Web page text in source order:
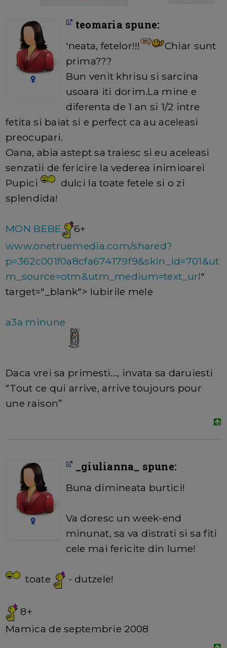
teomaria spune:
'neata, fetelor!!!
Chiar sunt
prima???
Bun venit khrisu si sarcina
usoara iti dorim.La mine e
diferenta de 1 an si 1/2 intre
fetita si baiat si e perfect ca au aceleasi
preocupari.
Oana, abia astept sa traiesc si eu aceleasi
senzatii de fericire la vederea inimioarei
Pupici
dulci la toate fetele si o zi
splendida!
MON BEBE
6+
www.onetruemedia.com/shared?
p=362c001f0a8cfa674179f9&skin_id=701&ut
m_source=otm&utm_medium=text_url"
target="_blank"> Iubirile mele
a3a minune
Daca vrei sa primesti..., invata sa daruiesti
“Tout ce qui arrive, arrive toujours pour
une raison”
_giulianna_ spune:
Buna dimineata burtici!
Va doresc un week-end
minunat, sa va distrati si sa fiti
cele mai fericite din lume!
toate - dutzele!
8+
Mamica de septembrie 2008